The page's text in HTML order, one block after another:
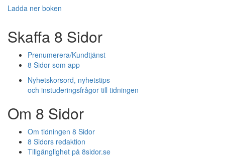
Ladda ner boken
Skaffa 8 Sidor
Prenumerera/Kundtjänst
8 Sidor som app
Nyhetskorsord, nyhetstips
och instuderingsfrågor till tidningen
Om 8 Sidor
Om tidningen 8 Sidor
8 Sidors redaktion
Tillgänglighet på 8sidor.se